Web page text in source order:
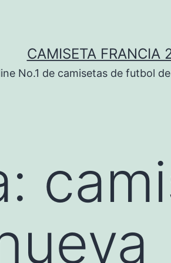
CAMISETA FRANCIA
No.1 de camisetas de futbol